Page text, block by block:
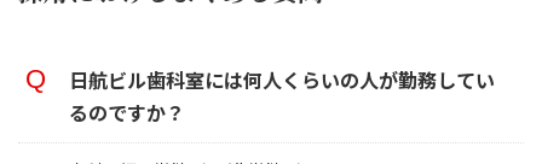
日航ビル歯科室には何人くらいの人が勤務してい
るのですか？